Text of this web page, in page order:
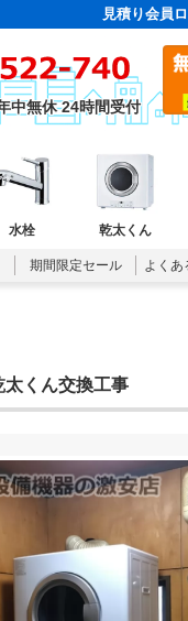
見積り会員
中無休 24時間受付
水栓 乾太くん
期間限定セール よくあ
くん交換工事